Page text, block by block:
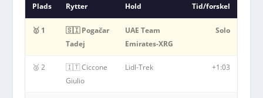
Plads Rytter Hold Tid/forskel
🥇 1
🇸🇮 Pogačar
Tadej
UAE Team
Emirates-XRG
Solo
🥈 2
🇮🇹 Ciccone
Giulio
Lidl-Trek +1:03